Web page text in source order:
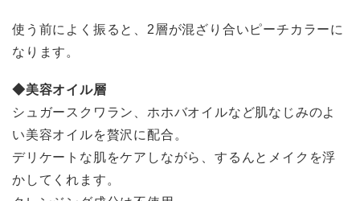
使う前によく振ると、2層が混ざり合いピーチカラーに
なります。
◆美容オイル層
シュガースクワラン、ホホバオイルなど肌なじみのよ
い美容オイルを贅沢に配合。
デリケートな肌をケアしながら、するんとメイクを浮
かしてくれます。